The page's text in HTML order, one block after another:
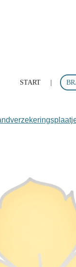
START